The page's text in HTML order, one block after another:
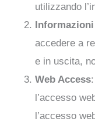
utilizzando
accedere a
e in uscita,
Web Access
l’accesso
l’accesso